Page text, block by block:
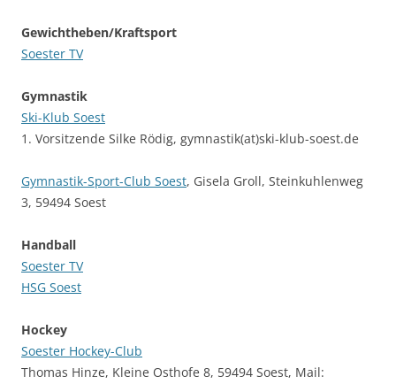
Gewichtheben/Kraftsport
Soester TV
Gymnastik
Ski-Klub Soest
1. Vorsitzende Silke Rödig, gymnastik(at)ski-klub-soest.de
Gymnastik-Sport-Club Soest, Gisela Groll, Steinkuhlenweg
3, 59494 Soest
Handball
Soester TV
HSG Soest
Hockey
Soester Hockey-Club
Thomas Hinze, Kleine Osthofe 8, 59494 Soest, Mail: